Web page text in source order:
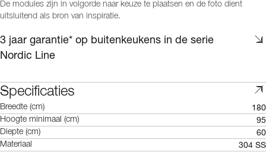
De modules zijn in volgorde naar keuze te plaatsen en de foto dient
uitsluitend als bron van inspiratie.
3 jaar garantie* op buitenkeukens in de serie
Nordic Line
Specificaties
Breedte (cm) 180
Hoogte minimaal (cm) 95
Diepte (cm) 60
Materiaal 304 SS